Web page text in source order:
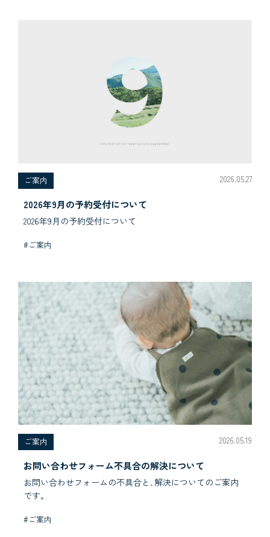
ご案内 2026.05.27
2026年9月の予約受付について
2026年9月の予約受付について
#ご案内
ご案内 2026.05.19
お問い合わせフォーム不具合の解決について
お問い合わせフォームの不具合と､解決についてのご案内
です。
#ご案内